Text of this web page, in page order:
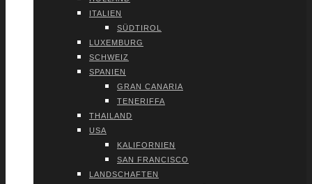
ITA­LI­EN
SÜD­TI­ROL
LUXEM­BURG
SCHWEIZ
SPA­NI­EN
GRAN CANA­RIA
TENE­RIF­FA
THAI­LAND
USA
KALI­FOR­NI­EN
SAN FRAN­CIS­CO
LAND­SCHAF­TEN